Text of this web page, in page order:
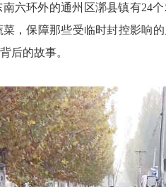
六环外的通州区漷县镇有24
，保障那些受临时封控影响
后的故事。